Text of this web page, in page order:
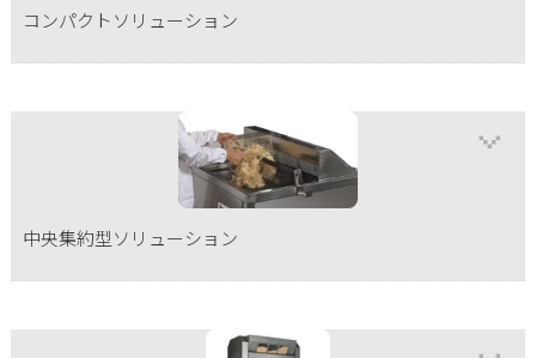
コンパクトソリューション
中央集約型ソリューション